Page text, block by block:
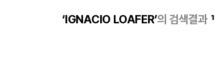
‘IGNACIO LOAFER’의 검색결과 1